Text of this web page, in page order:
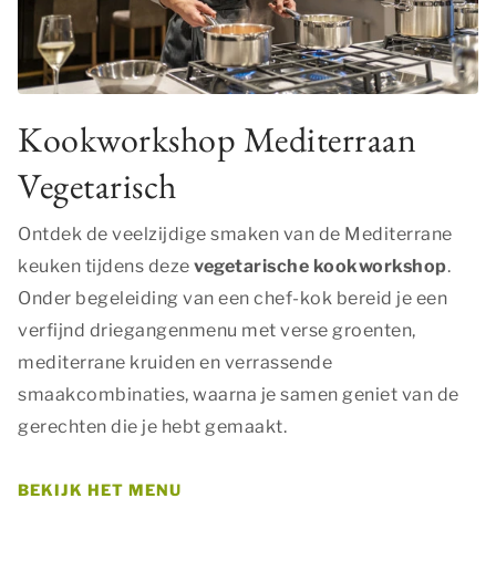
Kookworkshop Mediterraan
Vegetarisch
Ontdek de veelzijdige smaken van de Mediterrane
keuken tijdens deze vegetarische kookworkshop.
Onder begeleiding van een chef-kok bereid je een
verfijnd driegangenmenu met verse groenten,
mediterrane kruiden en verrassende
smaakcombinaties, waarna je samen geniet van de
gerechten die je hebt gemaakt.
BEKIJK HET MENU